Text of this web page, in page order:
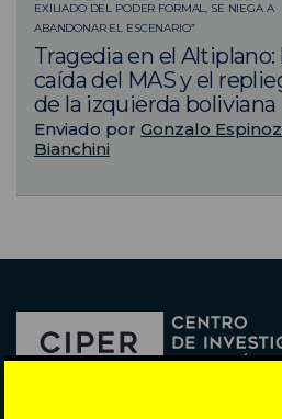
EXILIADO DEL PODER FORMAL, SE NIEGA A
ABANDONAR EL ESCENARIO”
Tragedia en el Altiplano:
caída del MAS y el
de la izquierda boliviana
Enviado por Gonzalo
Bianchini